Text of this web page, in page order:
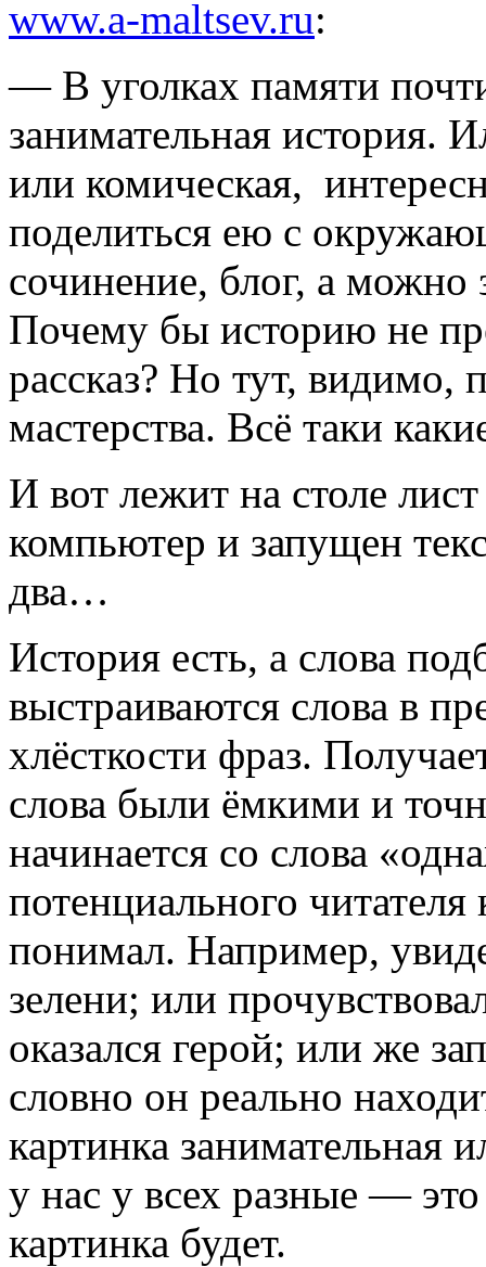
www.a-maltsev.ru:
— В уголках памяти
занимательная история.
или комическая,
поделиться ею с
сочинение, блог, а можно
Почему бы историю не
рассказ? Но тут, видимо,
мастерства. Всё таки
И вот лежит на столе
компьютер и запущен
два…
История есть, а слова
выстраиваются слова в
хлёсткости фраз.
слова были ёмкими и
начинается со слова
потенциального
понимал. Например,
зелени; или
оказался герой; или же
словно он реально
картинка занимательная
у нас у всех разные —
картинка будет.